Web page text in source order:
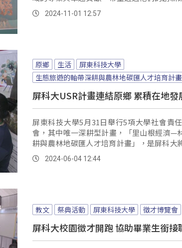
莘學子很好的啟發。
2024-11-01 12:57
原鄉 生活
屏東科技大學
生態旅遊的軸帶深耕與農林地碳匯人才培育計畫
屏科大USR計畫連結原鄉 累積在地發
屏東科技大學5月31日舉行5項大學社會責
會，其中唯一深耕型計畫，「里山根經濟—
耕與農林地碳匯人才培育計畫」，是屏科大
作經驗，並因應氣候變遷轉化而成的永續發
的成果。2024-06-04 12:44
教文 祭典活動 屏東科技大學 徵才博覽會
屏科大校園徵才開跑 協助畢業生銜接